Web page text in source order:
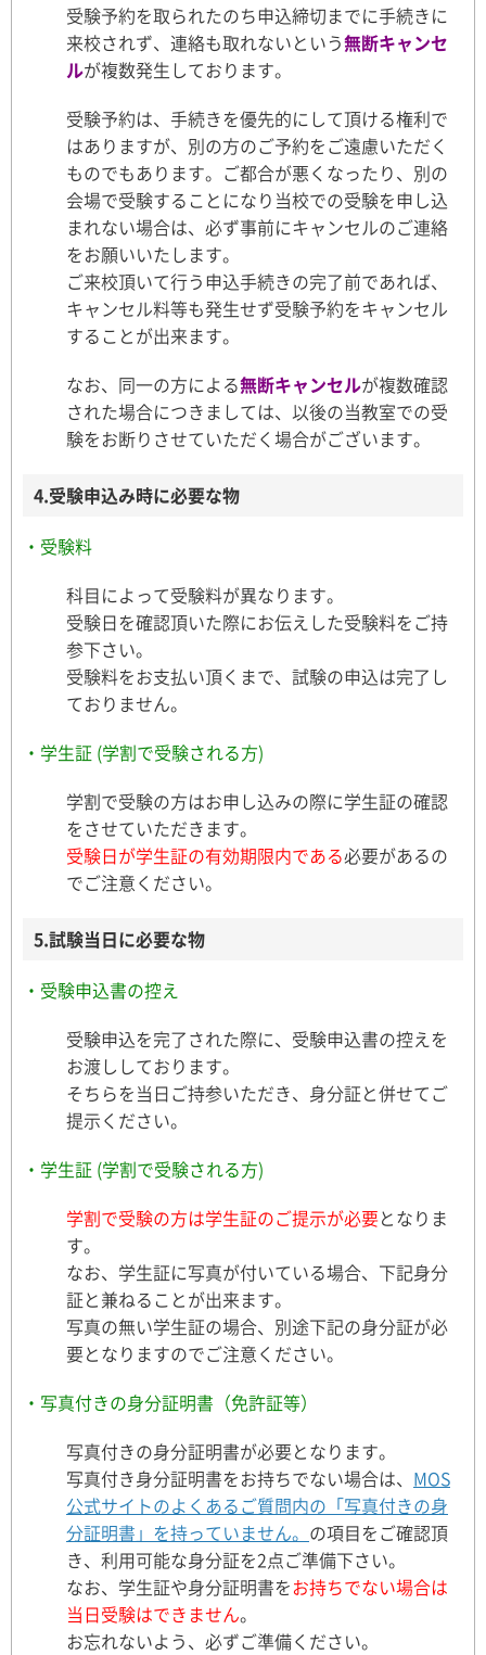
受験予約を取られたのち申込締切までに手続きに
来校されず、連絡も取れないという無断キャンセ
ルが複数発生しております。
受験予約は、手続きを優先的にして頂ける権利で
はありますが、別の方のご予約をご遠慮いただく
ものでもあります。ご都合が悪くなったり、別の
会場で受験することになり当校での受験を申し込
まれない場合は、必ず事前にキャンセルのご連絡
をお願いいたします。
ご来校頂いて行う申込手続きの完了前であれば、
キャンセル料等も発生せず受験予約をキャンセル
することが出来ます。
なお、同一の方による無断キャンセルが複数確認
された場合につきましては、以後の当教室での受
験をお断りさせていただく場合がございます。
4.受験申込み時に必要な物
・受験料
科目によって受験料が異なります。
受験日を確認頂いた際にお伝えした受験料をご持
参下さい。
受験料をお支払い頂くまで、試験の申込は完了し
ておりません。
・学生証 (学割で受験される方)
学割で受験の方はお申し込みの際に学生証の確認
をさせていただきます。
受験日が学生証の有効期限内である必要があるの
でご注意ください。
5.試験当日に必要な物
・受験申込書の控え
受験申込を完了された際に、受験申込書の控えを
お渡ししております。
そちらを当日ご持参いただき、身分証と併せてご
提示ください。
・学生証 (学割で受験される方)
学割で受験の方は学生証のご提示が必要となりま
す。
なお、学生証に写真が付いている場合、下記身分
証と兼ねることが出来ます。
写真の無い学生証の場合、別途下記の身分証が必
要となりますのでご注意ください。
・写真付きの身分証明書（免許証等）
写真付きの身分証明書が必要となります。
写真付き身分証明書をお持ちでない場合は、 MOS
公式サイトのよくあるご質問内の「写真付きの身
分証明書」を持っていません。 の項目をご確認頂
き、利用可能な身分証を2点ご準備下さい。
なお、学生証や身分証明書をお持ちでない場合は
当日受験はできません。
お忘れないよう、必ずご準備ください。